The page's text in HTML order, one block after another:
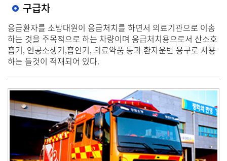
구급차
응급환자를 소방대원이 응급처치를 하면서 의료기관으로 이송
하는 것을 주목적으로 하는 차량이며 응급처치용으로서 산소호
흡기, 인공소생기,흡인기, 의료약품 등과 환자운반 용구로 사용
하는 들것이 적재되어 있다.